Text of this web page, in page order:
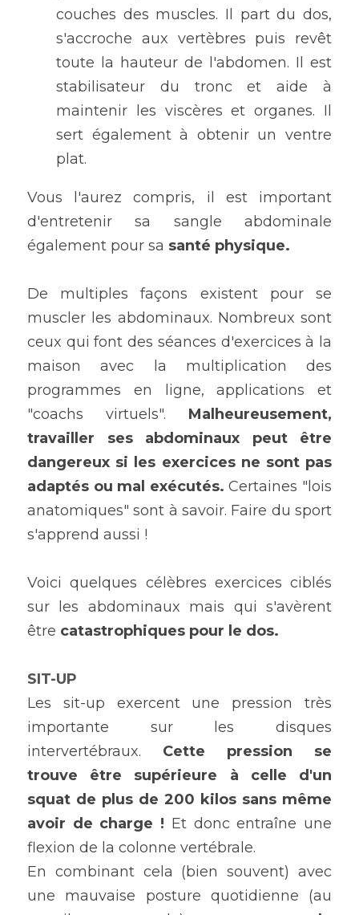
couches des muscles. Il part du dos,
s'accroche aux vertèbres puis revêt
toute la hauteur de l'abdomen. Il est
stabilisateur du tronc et aide à
maintenir les viscères et organes. Il
sert également à obtenir un ventre
plat.
Vous l'aurez compris, il est important
d'entretenir sa sangle abdominale
également pour sa santé physique.
De multiples façons existent pour se
muscler les abdominaux. Nombreux sont
ceux qui font des séances d'exercices à la
maison avec la multiplication des
programmes en ligne, applications et
"coachs virtuels". Malheureusement,
travailler ses abdominaux peut être
dangereux si les exercices ne sont pas
adaptés ou mal exécutés. Certaines "lois
anatomiques" sont à savoir. Faire du sport
s'apprend aussi !
Voici quelques célèbres exercices ciblés
sur les abdominaux mais qui s'avèrent
être catastrophiques pour le dos.
SIT-UP
Les sit-up exercent une pression très
importante sur les disques
intervertébraux. Cette pression se
trouve être supérieure à celle d'un
squat de plus de 200 kilos sans même
avoir de charge ! Et donc entraîne une
flexion de la colonne vertébrale.
En combinant cela (bien souvent) avec
une mauvaise posture quotidienne (au